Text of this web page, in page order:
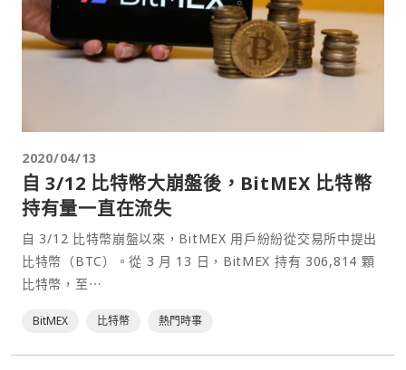
2020/04/13
自 3/12 比特幣大崩盤後，BitMEX 比特幣
持有量一直在流失
自 3/12 比特幣崩盤以來，BitMEX 用戶紛紛從交易所中提出
比特幣（BTC）。從 3 月 13 日，BitMEX 持有 306,814 顆
比特幣，至⋯
BitMEX 比特幣 熱門時事